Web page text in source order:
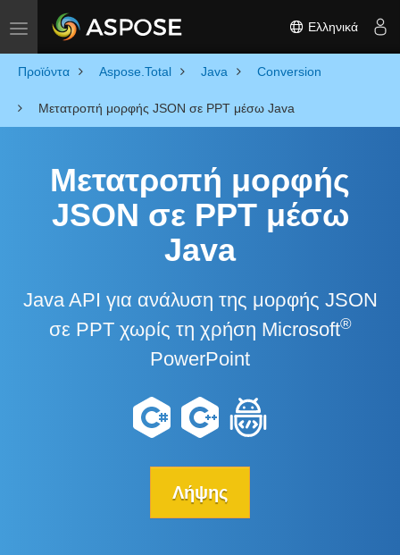
Toggle navigation Ελληνικά
Προϊόντα Aspose.Total Java Conversion
Μετατροπή μορφής JSON σε PPT μέσω Java
Μετατροπή μορφής
JSON σε PPT μέσω
Java
Java API για ανάλυση της μορφής JSON
σε PPT χωρίς τη χρήση Microsoft®
PowerPoint
Λήψης